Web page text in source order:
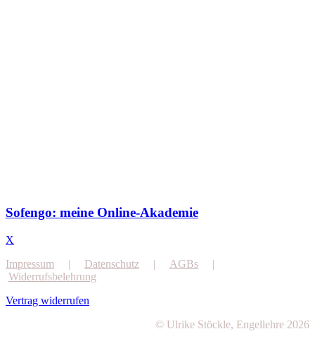
Sofengo: meine Online-Akademie
X
Impressum | Datenschutz | AGBs |
Widerrufsbelehrung
Vertrag widerrufen
© Ulrike Stöckle, Engellehre 2026